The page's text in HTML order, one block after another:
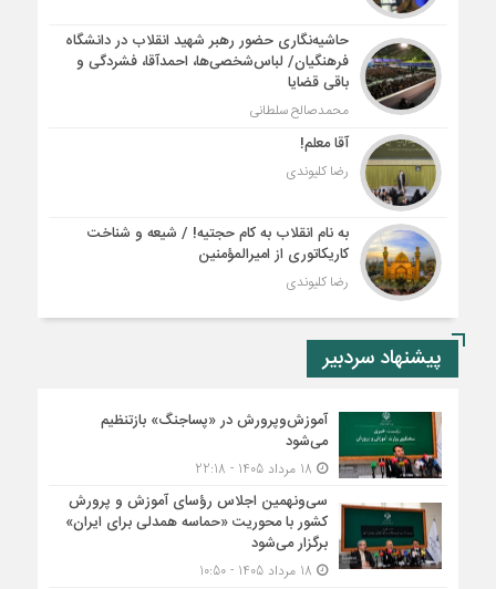
حاشیه‌نگاری حضور رهبر شهید انقلاب در دانشگاه
فرهنگیان/ لباس‌شخصی‌ها، احمدآقا، فشردگی و
باقی قضایا
محمدصالح سلطانی
آقا معلم!
رضا کلیوندی
به نام انقلاب به کام حجتیه! / شیعه و شناخت
کاریکاتوری از امیرالمؤمنین
رضا کلیوندی
پیشنهاد سردبیر
آموزش‌وپرورش در «پسا‌جنگ» بازتنظیم
می‌شود
سی‌ونهمین اجلاس رؤسای آموزش و پرورش
کشور با محوریت «حماسه همدلی برای ایران»
برگزار می‌شود